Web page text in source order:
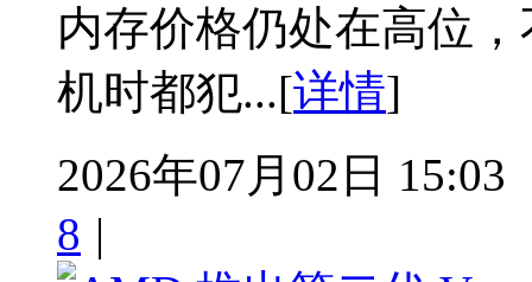
内存价格仍处在高位
机时都犯...[详情]
2026年07月02日 15:03
8 |